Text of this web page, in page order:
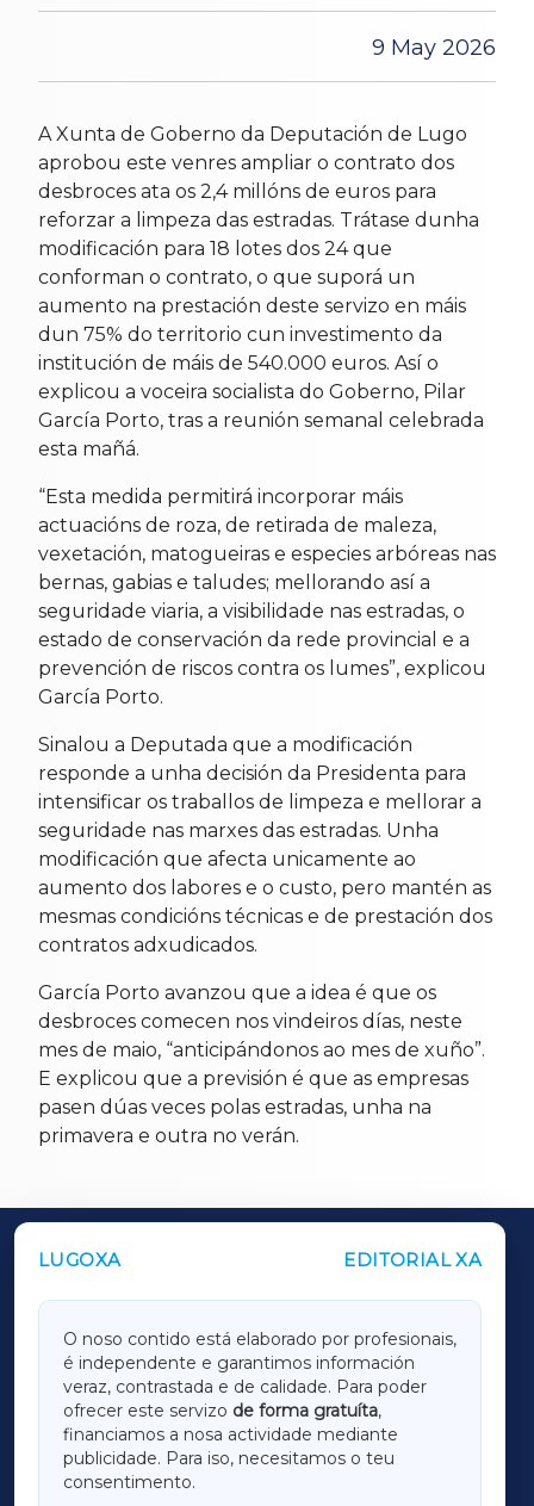
9 May 2026
A Xunta de Goberno da Deputación de Lugo
aprobou este venres ampliar o contrato dos
desbroces ata os 2,4 millóns de euros para
reforzar a limpeza das estradas. Trátase dunha
modificación para 18 lotes dos 24 que
conforman o contrato, o que suporá un
aumento na prestación deste servizo en máis
dun 75% do territorio cun investimento da
institución de máis de 540.000 euros. Así o
explicou a voceira socialista do Goberno, Pilar
García Porto, tras a reunión semanal celebrada
esta mañá.
“Esta medida permitirá incorporar máis
actuacións de roza, de retirada de maleza,
vexetación, matogueiras e especies arbóreas nas
bernas, gabias e taludes; mellorando así a
seguridade viaria, a visibilidade nas estradas, o
estado de conservación da rede provincial e a
prevención de riscos contra os lumes”, explicou
García Porto.
Sinalou a Deputada que a modificación
responde a unha decisión da Presidenta para
intensificar os traballos de limpeza e mellorar a
seguridade nas marxes das estradas. Unha
modificación que afecta unicamente ao
aumento dos labores e o custo, pero mantén as
mesmas condicións técnicas e de prestación dos
contratos adxudicados.
García Porto avanzou que a idea é que os
desbroces comecen nos vindeiros días, neste
mes de maio, “anticipándonos ao mes de xuño”.
E explicou que a previsión é que as empresas
pasen dúas veces polas estradas, unha na
primavera e outra no verán.
LUGOXA EDITORIAL XA
O noso contido está elaborado por profesionais,
é independente e garantimos información
veraz, contrastada e de calidade. Para poder
ofrecer este servizo de forma gratuíta,
financiamos a nosa actividade mediante
publicidade. Para iso, necesitamos o teu
consentimento.
OUTROS PERIÓDICOS
LUGOXA
TERRACHAXA